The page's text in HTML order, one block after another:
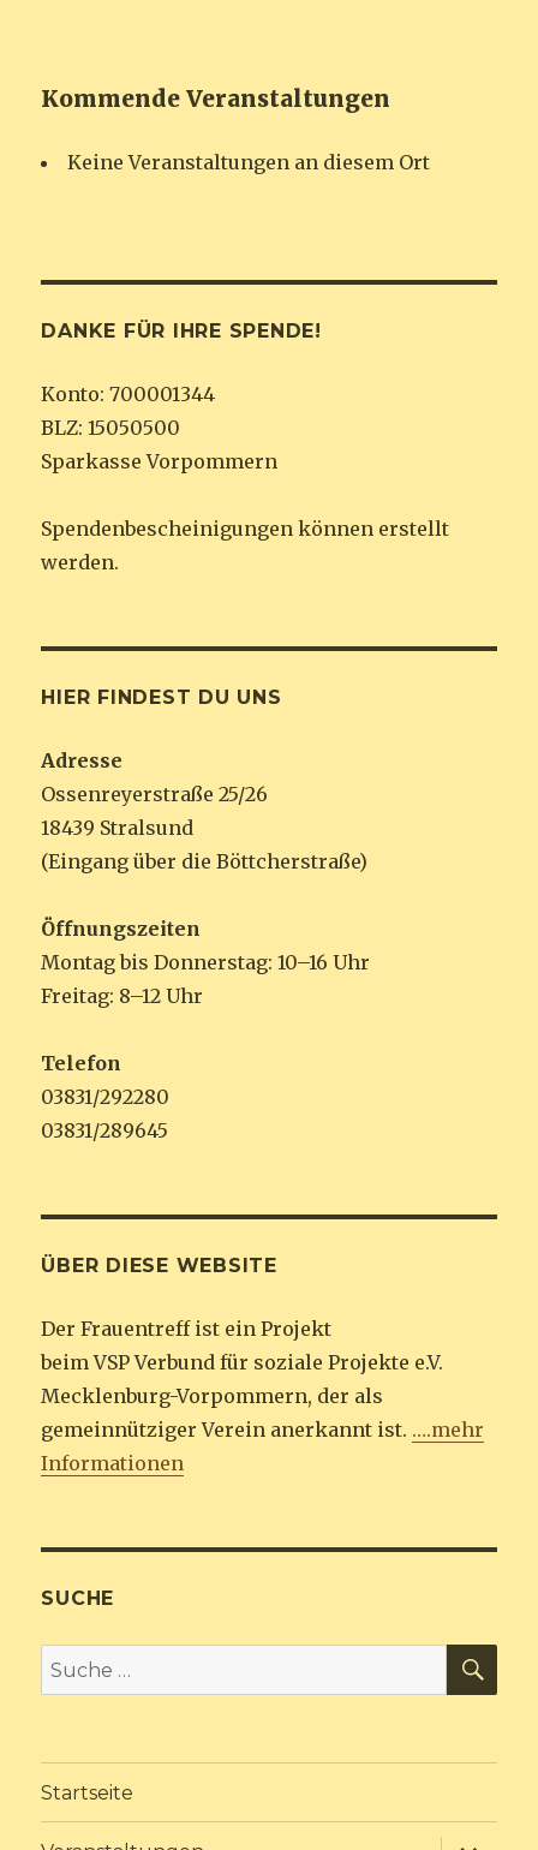
Kommende Veranstaltungen
Keine Veranstaltungen an diesem Ort
DANKE FÜR IHRE SPENDE!
Konto: 700001344
BLZ: 15050500
Sparkasse Vorpommern
Spendenbescheinigungen können erstellt
werden.
HIER FINDEST DU UNS
Adresse
Ossenreyerstraße 25/26
18439 Stralsund
(Eingang über die Böttcherstraße)
Öffnungszeiten
Montag bis Donnerstag: 10–16 Uhr
Freitag: 8–12 Uhr
Telefon
03831/292280
03831/289645
ÜBER DIESE WEBSITE
Der Frauentreff ist ein Projekt
beim VSP Verbund für soziale Projekte e.V.
Mecklenburg-Vorpommern, der als
gemeinnütziger Verein anerkannt ist. ….mehr
Informationen
SUCHE
Suche
nach:
Startseite